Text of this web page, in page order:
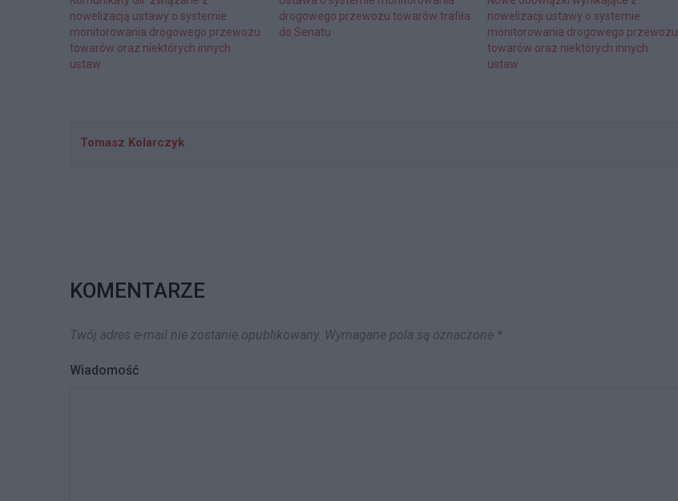
nowelizacją ustawy o systemie
monitorowania drogowego przewozu
towarów oraz niektórych innych
ustaw
drogowego przewozu towarów trafiła
do Senatu
nowelizacji ustawy o systemie
monitorowania drogowego przewozu
towarów oraz niektórych innych
ustaw
Tomasz Kolarczyk
KOMENTARZE
Twój adres e-mail nie zostanie opublikowany. Wymagane pola są oznaczone *
Wiadomość